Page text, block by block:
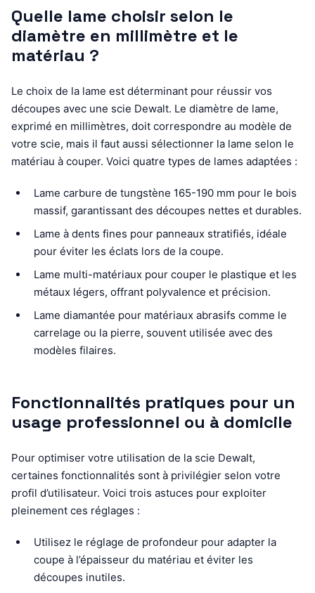
Quelle lame choisir selon le
diamètre en millimètre et le
matériau ?
Le choix de la lame est déterminant pour réussir vos
découpes avec une scie Dewalt. Le diamètre de lame,
exprimé en millimètres, doit correspondre au modèle de
votre scie, mais il faut aussi sélectionner la lame selon le
matériau à couper. Voici quatre types de lames adaptées :
Lame carbure de tungstène 165-190 mm pour le bois
massif, garantissant des découpes nettes et durables.
Lame à dents fines pour panneaux stratifiés, idéale
pour éviter les éclats lors de la coupe.
Lame multi-matériaux pour couper le plastique et les
métaux légers, offrant polyvalence et précision.
Lame diamantée pour matériaux abrasifs comme le
carrelage ou la pierre, souvent utilisée avec des
modèles filaires.
Fonctionnalités pratiques pour un
usage professionnel ou à domicile
Pour optimiser votre utilisation de la scie Dewalt,
certaines fonctionnalités sont à privilégier selon votre
profil d’utilisateur. Voici trois astuces pour exploiter
pleinement ces réglages :
Utilisez le réglage de profondeur pour adapter la
coupe à l’épaisseur du matériau et éviter les
découpes inutiles.